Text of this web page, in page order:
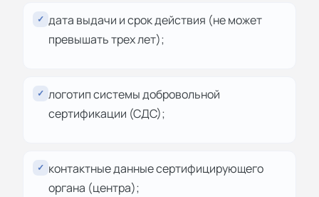
✓ дата выдачи и срок действия (не может
превышать трех лет);
✓ логотип системы добровольной
сертификации (СДС);
✓ контактные данные сертифицирующего
органа (центра);